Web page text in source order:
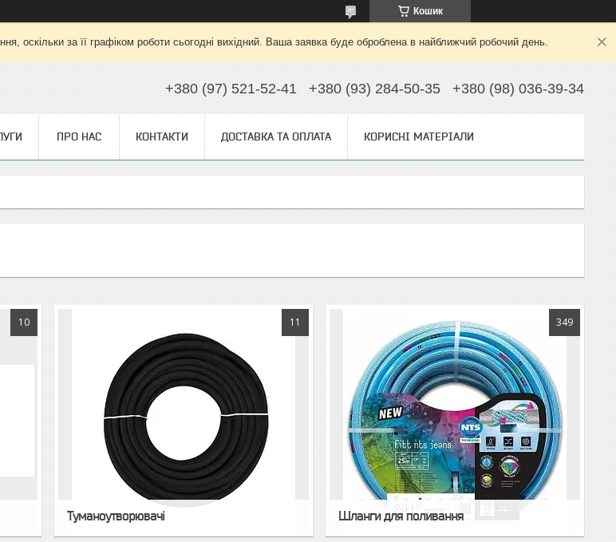
Кошик
оскільки за її графіком роботи сьогодні вихідний. Ваша заявка буде оброблена в найближчий робочий день.
+380 (97) 521-52-41 +380 (93) 284-50-35 +380 (98) 036-39-34
ПРО НАС КОНТАКТИ ДОСТАВКА ТА ОПЛАТА КОРИСНІ МАТЕРІАЛИ
10 11
Туманоутворювачі
349
Шланги для поливання